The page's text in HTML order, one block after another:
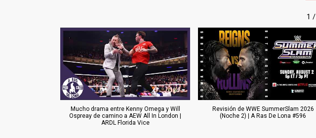
1 /
Mucho drama entre Kenny Omega y Will
Ospreay de camino a AEW All In London |
ARDL Florida Vice
Revisión de WWE SummerSlam 2026
(Noche 2) | A Ras De Lona #596